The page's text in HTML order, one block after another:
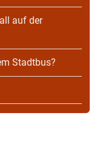
auf der
Stadtbus?